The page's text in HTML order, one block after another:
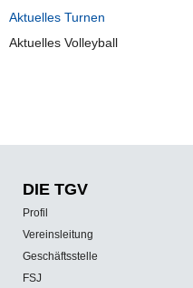
Aktuelles Turnen
Aktuelles Volleyball
DIE TGV
Profil
Vereinsleitung
Geschäftsstelle
FSJ